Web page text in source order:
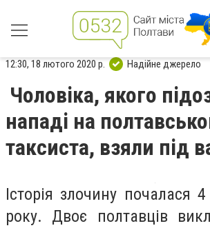
12:30, 18 лютого 2020 р. Надійне джерело
Чоловіка, якого
нападі на
таксиста, взяли під
Історія злочину почалася
року. Двоє полтавців